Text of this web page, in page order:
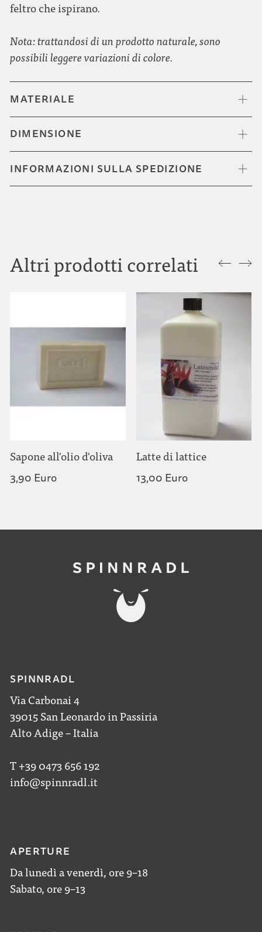
feltro che ispirano.
Nota: trattandosi di un prodotto naturale, sono
possibili leggere variazioni di colore.
MATERIALE
DIMENSIONE
INFORMAZIONI SULLA SPEDIZIONE
Altri prodotti correlati
Sapone all'olio d'oliva
3,90 Euro
Latte di lattice
13,00 Euro
SPINNRADL
Via Carbonai 4
39015 San Leonardo in Passiria
Alto Adige – Italia
T +39 0473 656 192
info@spinnradl.it
APERTURE
Da lunedì a venerdì, ore 9–18
Sabato, ore 9–13